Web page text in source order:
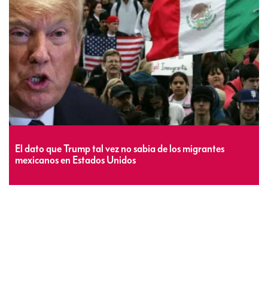
El dato que Trump tal vez no sabia de los migrantes
mexicanos en Estados Unidos